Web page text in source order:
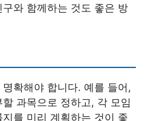
와 함께하는 것도 좋은 방
확해야 합니다. 예를 들어,
과목으로 정하고, 각 모임
를 미리 계획하는 것이 좋